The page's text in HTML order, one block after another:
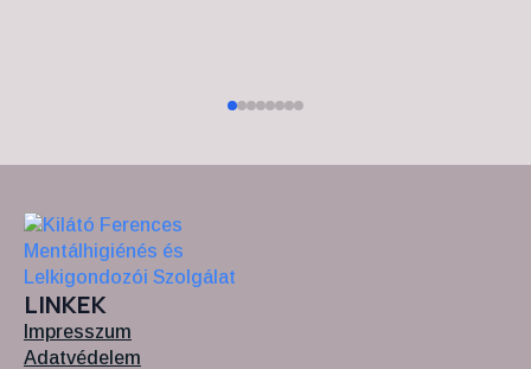
LINKEK
Impresszum
Adatvédelem